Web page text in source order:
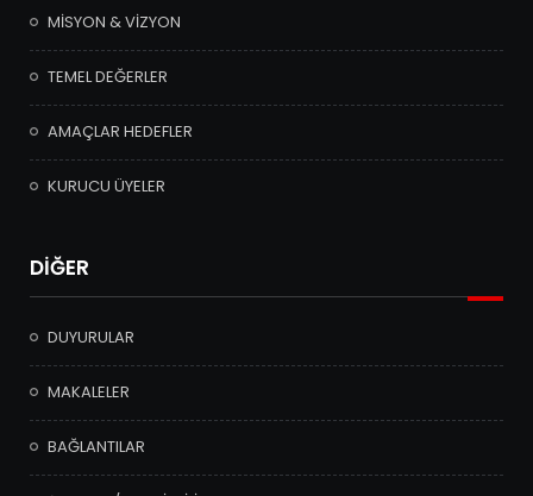
MİSYON & VİZYON
TEMEL DEĞERLER
AMAÇLAR HEDEFLER
KURUCU ÜYELER
DİĞER
DUYURULAR
MAKALELER
BAĞLANTILAR